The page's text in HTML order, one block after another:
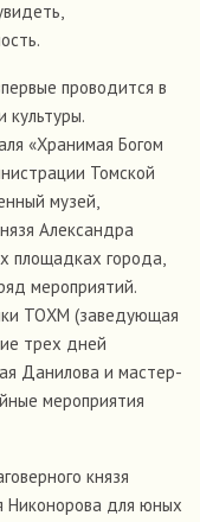
проводится в
культуры.
«Хранимая Богом
Томской
музей,
Александра
площадках города,
мероприятий.
ТОХМ (заведующая
трех дней
Данилова и мастер-
мероприятия
князя
Никонорова для юных